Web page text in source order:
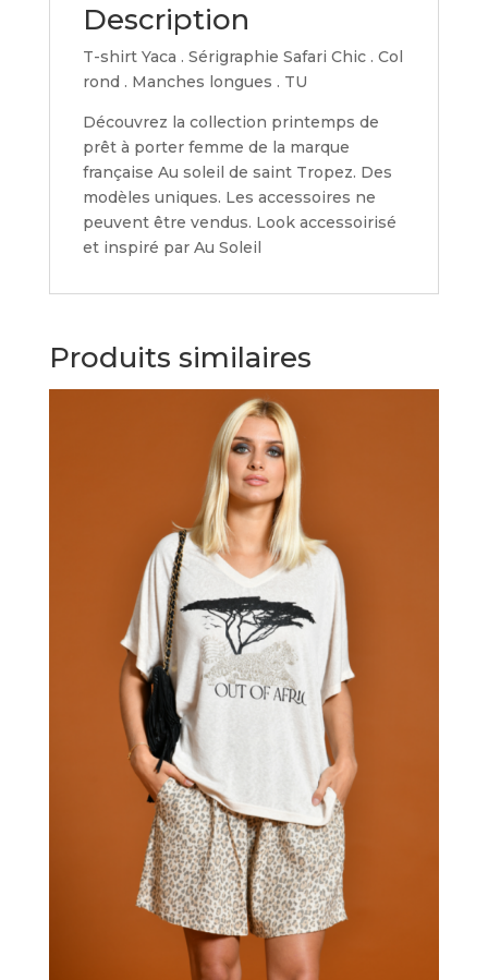
Description
T-shirt Yaca . Sérigraphie Safari Chic . Col
rond . Manches longues . TU
Découvrez la collection printemps de
prêt à porter femme de la marque
française Au soleil de saint Tropez. Des
modèles uniques. Les accessoires ne
peuvent être vendus. Look accessoirisé
et inspiré par Au Soleil
Produits similaires